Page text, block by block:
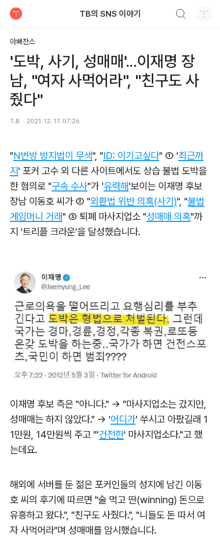
TB의 SNS 이야기
아빠찬스
'도박, 사기, 성매매'...이재명 장
남, "여자 사먹어라", "친구도 사
줬다"
T.B 2021. 12. 17. 07:26
"N번방 방지법이 무색", "ID: 이기고싶다" ① '최근까
지 ' 포커 고수 외 다른 사이트에서도 상습 불법 도박을
한 혐의로 "구속 수사"가 '유력해'보이는 이재명 후보
장남 이동호 씨가 ② "외환법 위반 의혹(사기)", "불법
게임머니 거래" ③ 퇴폐 마사지업소 "성매매 의혹"까
지 '트리플 크라운'을 달성했습니다.
이재명 후보 측은 "아니다." → "마사지업소는 갔지만,
성매매는 하지 않았다." → '어디가' 쑤시고 아팠길래 1
1만원, 14만원씩 주고 "'건전한' 마사지업소다."고 했
는데요.
해외에 서버를 둔 젊은 포커인들의 성지에 남긴 이동
호 씨의 후기에 따르면 "술 먹고 딴(winning) 돈으로
유흥하고 왔다.", "친구도 사줬다.", "니들도 돈 따서 여
자 사먹어라"며 성매매를 암시했습니다.